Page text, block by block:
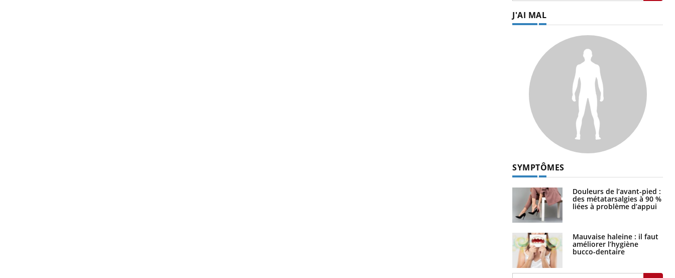
J'AI MAL
SYMPTÔMES
Douleurs de l’avant-pied :
des métatarsalgies à 90 %
liées à problème d’appui
Mauvaise haleine : il faut
améliorer l’hygiène
bucco-dentaire